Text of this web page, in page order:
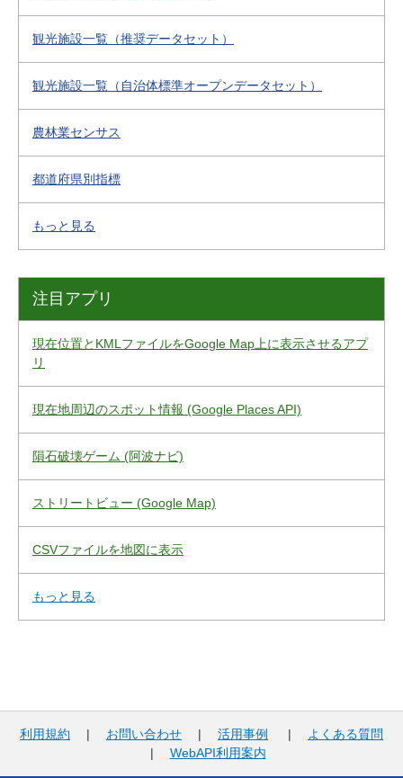
観光施設一覧（推奨データセット）
観光施設一覧（自治体標準オープンデータセット）
農林業センサス
都道府県別指標
もっと見る
注目アプリ
現在位置とKMLファイルをGoogle Map上に表示させるアプ
リ
現在地周辺のスポット情報 (Google Places API)
隕石破壊ゲーム (阿波ナビ)
ストリートビュー (Google Map)
CSVファイルを地図に表示
もっと見る
利用規約 | お問い合わせ | 活用事例 |
よくある質問
| WebAPI利用案内